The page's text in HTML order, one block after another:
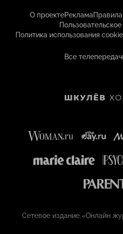
О проектеРекламаПравила
Политика использования
Все
Сетевое издание «Онлайн